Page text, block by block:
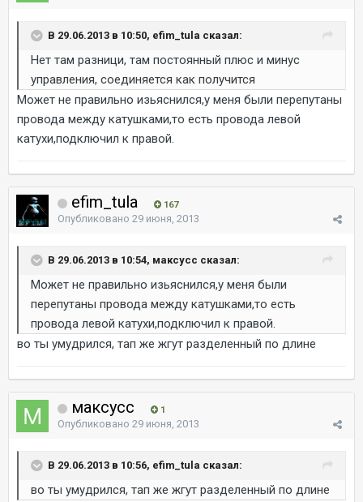
В 29.06.2013 в 10:50, efim_tula сказал:
Нет там разници, там постоянный плюс и минус
управления, соединяется как получится
Может не правильно изьяснился,у меня были перепутаны
провода между катушками,то есть провода левой
катухи,подключил к правой.
efim_tula 167
Опубликовано 29 июня, 2013
В 29.06.2013 в 10:54, максусс сказал:
Может не правильно изьяснился,у меня были
перепутаны провода между катушками,то есть
провода левой катухи,подключил к правой.
во ты умудрился, тап же жгут разделенный по длине
максусс 1
Опубликовано 29 июня, 2013
В 29.06.2013 в 10:56, efim_tula сказал:
во ты умудрился, тап же жгут разделенный по длине